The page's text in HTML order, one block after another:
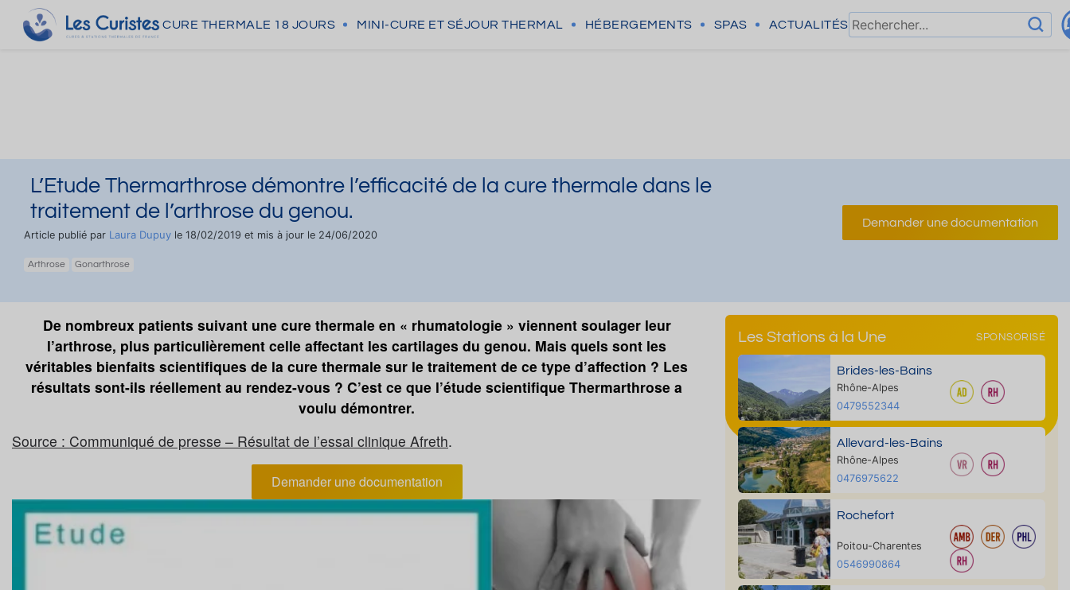
CURE THERMALE 18 JOURS MINI-CURE ET SÉJOUR THERMAL HÉBERGEMENTS SPAS ACTUALITÉS
L’Etude Thermarthrose démontre l’efficacité de la cure thermale dans le
traitement de l’arthrose du genou.
Article publié par Laura Dupuy le 18/02/2019 et mis à jour le 24/06/2020
Arthrose Gonarthrose
Demander une documentation
De nombreux patients suivant une cure thermale en « rhumatologie » viennent soulager leur
l’arthrose, plus particulièrement celle affectant les cartilages du genou. Mais quels sont les
véritables bienfaits scientifiques de la cure thermale sur le traitement de ce type d’affection ? Les
résultats sont-ils réellement au rendez-vous ? C’est ce que l’étude scientifique Thermarthrose a
voulu démontrer.
Source : Communiqué de presse – Résultat de l’essai clinique Afreth.
Demander une documentation
Les Stations à la Une SPONSORISÉ
Brides-les-Bains
Rhône-Alpes
0479552344
Allevard-les-Bains
Rhône-Alpes
0476975622
Rochefort
Poitou-Charentes
0546990864